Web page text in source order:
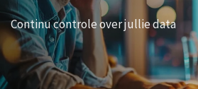
Continu controle over jullie data